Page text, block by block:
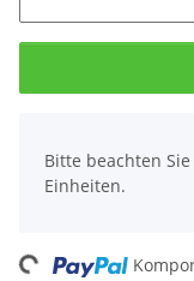
Bitte beachten
Einheiten.